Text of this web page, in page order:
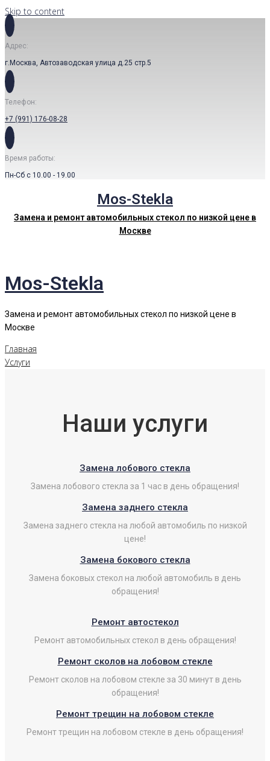
Skip to content
Адрес:
г.Москва, Автозаводская улица д.25 стр.5
Телефон:
+7 (991) 176-08-28
Время работы:
Пн-Сб с 10.00 - 19.00
Mos-Stekla
Замена и ремонт автомобильных стекол по низкой цене в
Москве
Mos-Stekla
Замена и ремонт автомобильных стекол по низкой цене в
Москве
Главная
Услуги
Наши услуги
Замена лобового стекла
Замена лобового стекла за 1 час в день обращения!
Замена заднего стекла
Замена заднего стекла на любой автомобиль по низкой
цене!
Замена бокового стекла
Замена боковых стекол на любой автомобиль в день
обращения!
Ремонт автостекол
Ремонт автомобильных стекол в день обращения!
Ремонт сколов на лобовом стекле
Ремонт сколов на лобовом стекле за 30 минут в день
обращения!
Ремонт трещин на лобовом стекле
Ремонт трещин на лобовом стекле в день обращения!